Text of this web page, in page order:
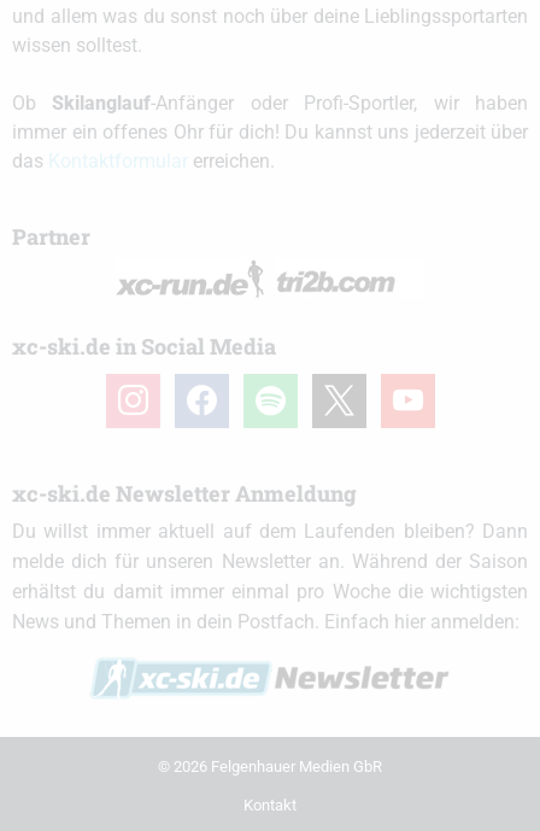
und allem was du sonst noch über deine Lieblingssportarten
wissen solltest.
Ob Skilanglauf-Anfänger oder Profi-Sportler, wir haben
immer ein offenes Ohr für dich! Du kannst uns jederzeit über
das
erreichen.
Partner
xc-ski.de in Social Media
instagramfacebook spotify youtube
xc-ski.de Newsletter Anmeldung
Du willst immer aktuell auf dem Laufenden bleiben? Dann
melde dich für unseren Newsletter an. Während der Saison
erhältst du damit immer einmal pro Woche die wichtigsten
News und Themen in dein Postfach. Einfach hier anmelden:
© 2026 Felgenhauer Medien GbR
Kontakt